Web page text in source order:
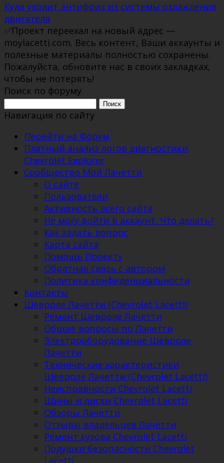
Куда уходит антифриз из системы охлаждения
двигателя
✅Проект переехал на новый адрес —
moylacetti.com. Весь контент, Ваши аккаунты и
полезные материалы полностью сохранены.
Пожалуйста, обновите нас в своих закладках,
чтобы не потерять!
Поиск по форуму
Поиск:
Навигация по сайту
Перейти на Форум
Платный анализ логов диагностики
Chevrolet Explorer
Сообщество Мой Лачетти
О сайте
Пользователи
Активность всего сайта
Не могу войти в аккаунт. Что делать?
Как задать вопрос
Карта сайта
Помощь Проекту
Обратная связь с автором
Политика конфиденциальности
Контакты
Шевроле Лачетти (Chevrolet Lacetti)
Ремонт Шевроле Лачетти
Общие вопросы по Лачетти
Электрооборудование Шевроле
Лачетти
Технические характеристики
Шевроле Лачетти (Chevrolet Lacetti)
Неисправности Chevrolet Lacetti
Шины и диски Chevrolet Lacetti
Обзоры Лачетти
Отзывы владельцев Лачетти
Ремонт кузова Chevrolet Lacetti
Подушки безопасности Chevrolet